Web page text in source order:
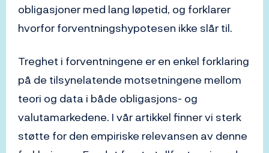
obligasjoner med lang løpetid, og forklarer
hvorfor forventningshypotesen ikke slår til.
Treghet i forventningene er en enkel forklaring
på de tilsynelatende motsetningene mellom
teori og data i både obligasjons- og
valutamarkedene. I vår artikkel finner vi sterk
støtte for den empiriske relevansen av denne